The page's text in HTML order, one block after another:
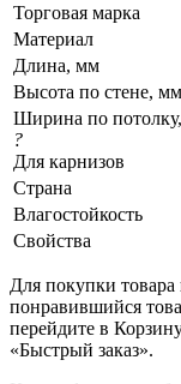
Торговая марка
Материал
Длина, мм
Высота по стене, мм
Ширина по
?
Для карнизов
Страна
Влагостойкость
Свойства
Для покупки
понравившийся
перейдите в
«Быстрый заказ».